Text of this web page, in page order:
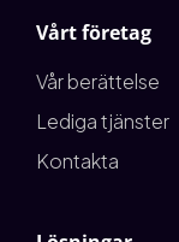
Vårt företag
Vår berättelse
Lediga tjänster
Kontakta